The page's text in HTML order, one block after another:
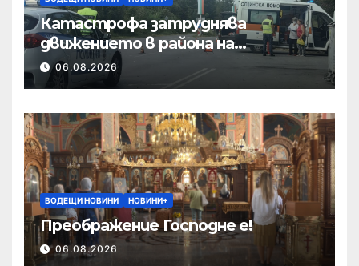
Катастрофа затруднява
движението в района на
Хиподрума
06.08.2026
ВОДЕЩИ НОВИНИ НОВИНИ+
Преображение Господне е!
06.08.2026